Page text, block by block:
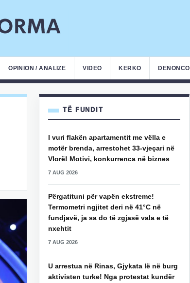
OPINION / ANALIZË VIDEO KËRKO DENONCO
TË FUNDIT
I vuri flakën apartamentit me vëlla e
motër brenda, arrestohet 33-vjeçari në
Vlorë! Motivi, konkurrenca në biznes
7 AUG 2026
Përgatituni për vapën ekstreme!
Termometri ngjitet deri në 41°C në
fundjavë, ja sa do të zgjasë vala e të
nxehtit
7 AUG 2026
U arrestua në Rinas, Gjykata lë në burg
aktivisten turke! Nga protestat kundër